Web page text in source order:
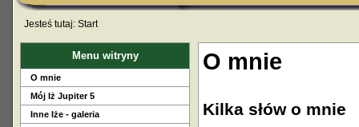
Jesteś tutaj: Start
Menu witryny
O mnie
Mój Iż Jupiter 5
Inne Iże - galeria
O mnie
Kilka słów o mnie